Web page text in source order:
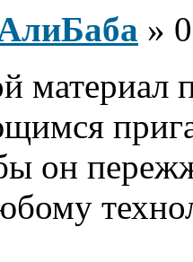
»
материал
он